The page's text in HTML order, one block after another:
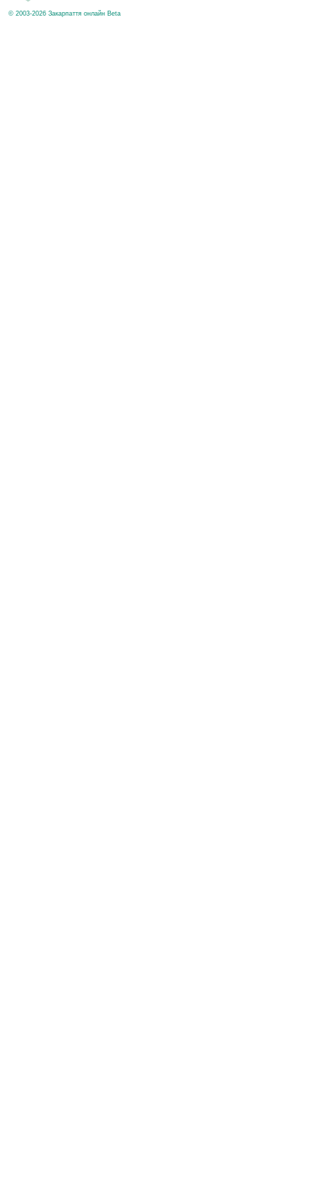
© 2003-2026 Закарпаття онлайн Beta